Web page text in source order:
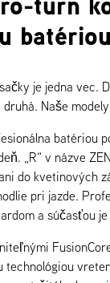
je jedna vec.
druhá. Naše
batériou
„R“ v názve
do kvetinových
pri jazde.
a súčasťou
technológiou